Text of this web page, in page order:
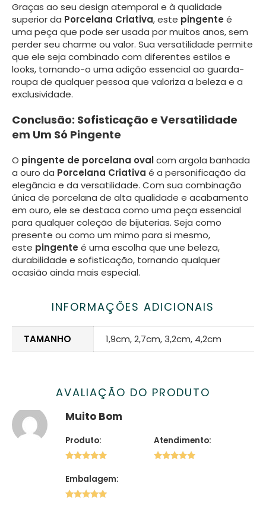
Graças ao seu design atemporal e à qualidade
superior da Porcelana Criativa, este pingente é
uma peça que pode ser usada por muitos anos, sem
perder seu charme ou valor. Sua versatilidade permite
que ele seja combinado com diferentes estilos e
looks, tornando-o uma adição essencial ao guarda-
roupa de qualquer pessoa que valoriza a beleza e a
exclusividade.
Conclusão: Sofisticação e Versatilidade
em Um Só Pingente
O pingente de porcelana ovalcom argola banhada
a ouro da Porcelana Criativa é a personificação da
elegância e da versatilidade. Com sua combinação
única de porcelana de alta qualidade e acabamento
em ouro, ele se destaca como uma peça essencial
para qualquer coleção de bijuterias. Seja como
presente ou como um mimo para si mesmo,
este pingente é uma escolha que une beleza,
durabilidade e sofisticação, tornando qualquer
ocasião ainda mais especial.
INFORMAÇÕES ADICIONAIS
TAMANHO 1,9cm, 2,7cm, 3,2cm, 4,2cm
AVALIAÇÃO DO PRODUTO
Muito Bom
Produto: Atendimento:
Embalagem: